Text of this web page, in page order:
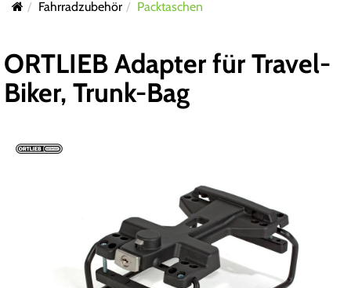
Fahrradzubehör Packtaschen
ORTLIEB Adapter für Travel-
Biker, Trunk-Bag